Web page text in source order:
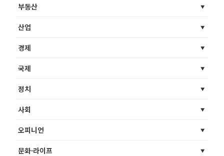
부동산
산업
경제
국제
정치
사회
오피니언
문화·라이프